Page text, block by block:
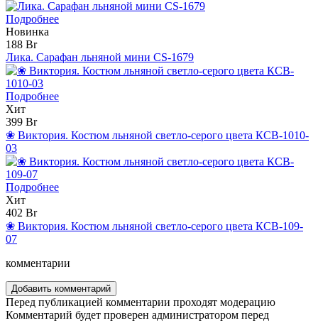
Подробнее
Новинка
188 Br
Лика. Сарафан льняной мини CS-1679
Подробнее
Хит
399 Br
❀ Виктория. Костюм льняной светло-серого цвета КCB-1010-
03
Подробнее
Хит
402 Br
❀ Виктория. Костюм льняной светло-серого цвета КCB-109-
07
комментарии
Добавить комментарий
Перед публикацией комментарии проходят модерацию
Комментарий будет проверен администратором перед